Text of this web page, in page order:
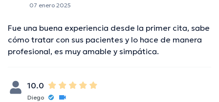
07 enero 2025
Fue una buena experiencia desde la primer cita, sabe
cómo tratar con sus pacientes y lo hace de manera
profesional, es muy amable y simpática.
10.0
Diego